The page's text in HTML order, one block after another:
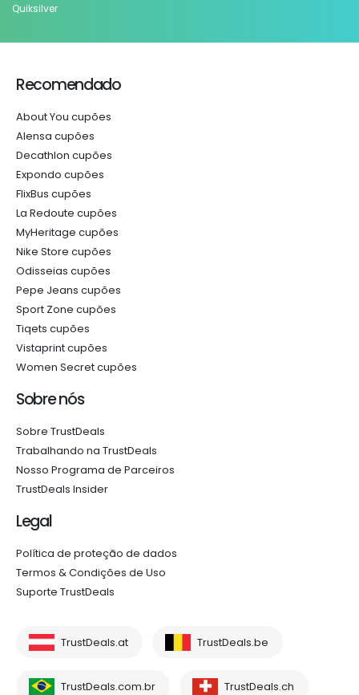
Quiksilver
Recomendado
About You cupões
Alensa cupões
Decathlon cupões
Expondo cupões
FlixBus cupões
La Redoute cupões
MyHeritage cupões
Nike Store cupões
Odisseias cupões
Pepe Jeans cupões
Sport Zone cupões
Tiqets cupões
Vistaprint cupões
Women Secret cupões
Sobre nós
Sobre TrustDeals
Trabalhando na TrustDeals
Nosso Programa de Parceiros
TrustDeals Insider
Legal
Política de proteção de dados
Termos & Condições de Uso
Suporte TrustDeals
TrustDeals.at TrustDeals.be
TrustDeals.com.br TrustDeals.ch